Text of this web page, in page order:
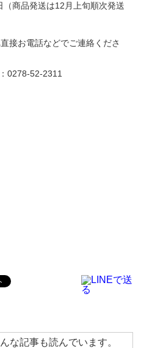
商品発送は12月上旬順次発送
接お電話などでご連絡くださ
0278-52-2311
な記事も読んでいます。